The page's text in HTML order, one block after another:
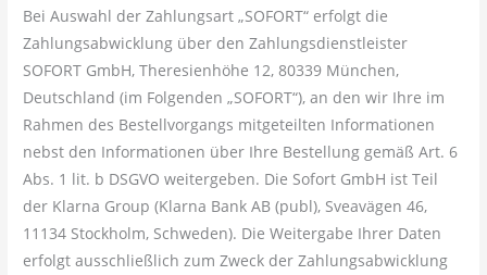
Bei Auswahl der Zahlungsart „SOFORT“ erfolgt die
Zahlungsabwicklung über den Zahlungsdienstleister
SOFORT GmbH, Theresienhöhe 12, 80339 München,
Deutschland (im Folgenden „SOFORT“), an den wir Ihre im
Rahmen des Bestellvorgangs mitgeteilten Informationen
nebst den Informationen über Ihre Bestellung gemäß Art. 6
Abs. 1 lit. b DSGVO weitergeben. Die Sofort GmbH ist Teil
der Klarna Group (Klarna Bank AB (publ), Sveavägen 46,
11134 Stockholm, Schweden). Die Weitergabe Ihrer Daten
erfolgt ausschließlich zum Zweck der Zahlungsabwicklung